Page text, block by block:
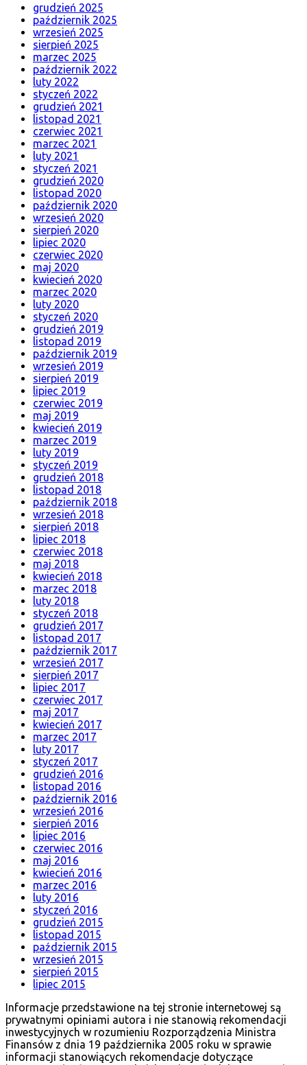
grudzień 2025
październik 2025
wrzesień 2025
sierpień 2025
marzec 2025
październik 2022
luty 2022
styczeń 2022
grudzień 2021
listopad 2021
czerwiec 2021
marzec 2021
luty 2021
styczeń 2021
grudzień 2020
listopad 2020
październik 2020
wrzesień 2020
sierpień 2020
lipiec 2020
czerwiec 2020
maj 2020
kwiecień 2020
marzec 2020
luty 2020
styczeń 2020
grudzień 2019
listopad 2019
październik 2019
wrzesień 2019
sierpień 2019
lipiec 2019
czerwiec 2019
maj 2019
kwiecień 2019
marzec 2019
luty 2019
styczeń 2019
grudzień 2018
listopad 2018
październik 2018
wrzesień 2018
sierpień 2018
lipiec 2018
czerwiec 2018
maj 2018
kwiecień 2018
marzec 2018
luty 2018
styczeń 2018
grudzień 2017
listopad 2017
październik 2017
wrzesień 2017
sierpień 2017
lipiec 2017
czerwiec 2017
maj 2017
kwiecień 2017
marzec 2017
luty 2017
styczeń 2017
grudzień 2016
listopad 2016
październik 2016
wrzesień 2016
sierpień 2016
lipiec 2016
czerwiec 2016
maj 2016
kwiecień 2016
marzec 2016
luty 2016
styczeń 2016
grudzień 2015
listopad 2015
październik 2015
wrzesień 2015
sierpień 2015
lipiec 2015
Informacje przedstawione na tej stronie internetowej są
prywatnymi opiniami autora i nie stanowią rekomendacji
inwestycyjnych w rozumieniu Rozporządzenia Ministra
Finansów z dnia 19 października 2005 roku w sprawie
informacji stanowiących rekomendacje dotyczące